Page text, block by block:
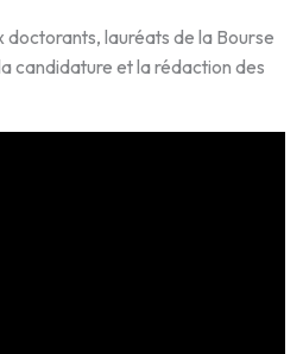
doctorants, lauréats de la Bourse
candidature et la rédaction des